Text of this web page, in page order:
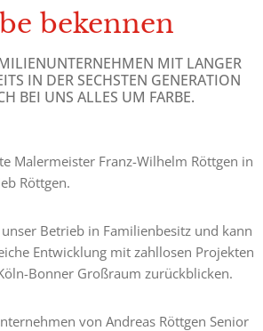
bekennen
MIT LANGER
IN DER SECHSTEN GENERATION
BEI UNS ALLES UM FARBE.
Malermeister Franz-Wilhelm Röttgen in
Röttgen.
Betrieb in Familienbesitz und kann
Entwicklung mit zahllosen Projekten
Bonner Großraum zurückblicken.
von Andreas Röttgen Senior